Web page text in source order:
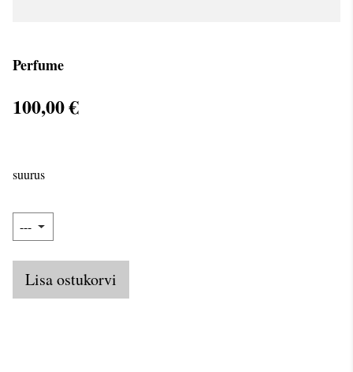
Perfume
100,00 €
suurus
Lisa ostukorvi